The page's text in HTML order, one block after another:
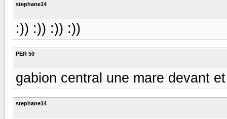
stephane14
:)) :)) :)) :))
PER 50
gabion central une mare devant
stephane14